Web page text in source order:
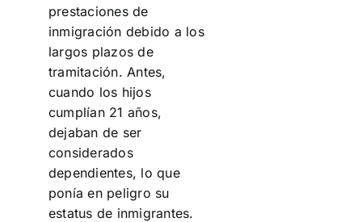
prestaciones de
inmigración debido a los
largos plazos de
tramitación. Antes,
cuando los hijos
cumplían 21 años,
dejaban de ser
considerados
dependientes, lo que
ponía en peligro su
estatus de inmigrantes.